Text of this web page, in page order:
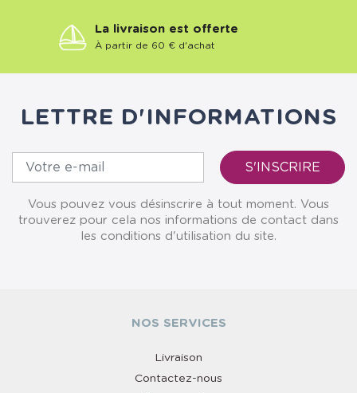
La livraison est offerte
À partir de 60 € d'achat
LETTRE D'INFORMATIONS
Vous pouvez vous désinscrire à tout moment. Vous
trouverez pour cela nos informations de contact dans
les conditions d'utilisation du site.
NOS SERVICES
Livraison
Contactez-nous